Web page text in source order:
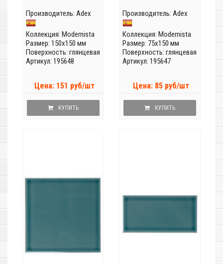
Производитель: Adex
Коллекция: Modernista
Размер: 150x150 мм
Поверхность: глянцевая
Артикул: 195648
Цена: 151 руб/шт
КУПИТЬ
Производитель: Adex
Коллекция: Modernista
Размер: 75x150 мм
Поверхность: глянцевая
Артикул: 195647
Цена: 85 руб/шт
КУПИТЬ